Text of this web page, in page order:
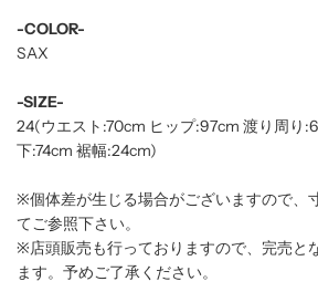
-COLOR-
SAX
-SIZE-
24(ウエスト:70cm ヒップ:97cm 渡り周り
下:74cm 裾幅:24cm)
※個体差が生じる場合がございますので、
てご参照下さい。
※店頭販売も行っておりますので、完売と
ます。予めご了承ください。